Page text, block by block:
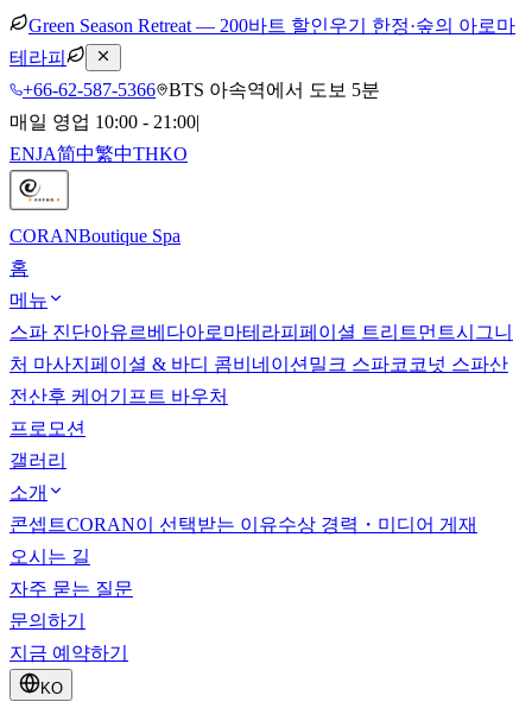
Green Season Retreat — 200바트 할인우기 한정·숲의 아로마
테라피
+66-62-587-5366
BTS 아속역에서 도보 5분
매일 영업 10:00 - 21:00|
ENJA简中繁中THKO
CORANBoutique Spa
홈
메뉴
스파 진단아유르베다아로마테라피 페이셜 트리트먼트시그니
처 마사지 페이셜 & 바디 콤비네이션 밀크 스파코코넛 스파산
전산후 케어 기프트 바우처
프로모션
갤러리
소개
콘셉트CORAN이 선택받는 이유수상 경력・미디어 게재
오시는 길
자주 묻는 질문
문의하기
지금 예약하기
KO